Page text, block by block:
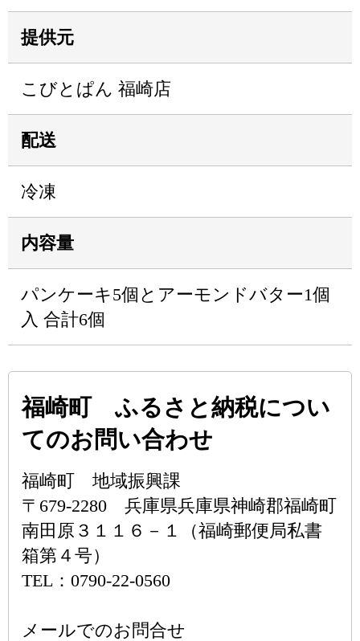
提供元
こびとぱん 福崎店
配送
冷凍
内容量
パンケーキ5個とアーモンドバター1個
入 合計6個
福崎町 ふるさと納税につい
てのお問い合わせ
福崎町 地域振興課
〒679-2280 兵庫県兵庫県神崎郡福崎町
南田原３１１６－１（福崎郵便局私書
箱第４号）
TEL：0790-22-0560
メールでのお問合せ